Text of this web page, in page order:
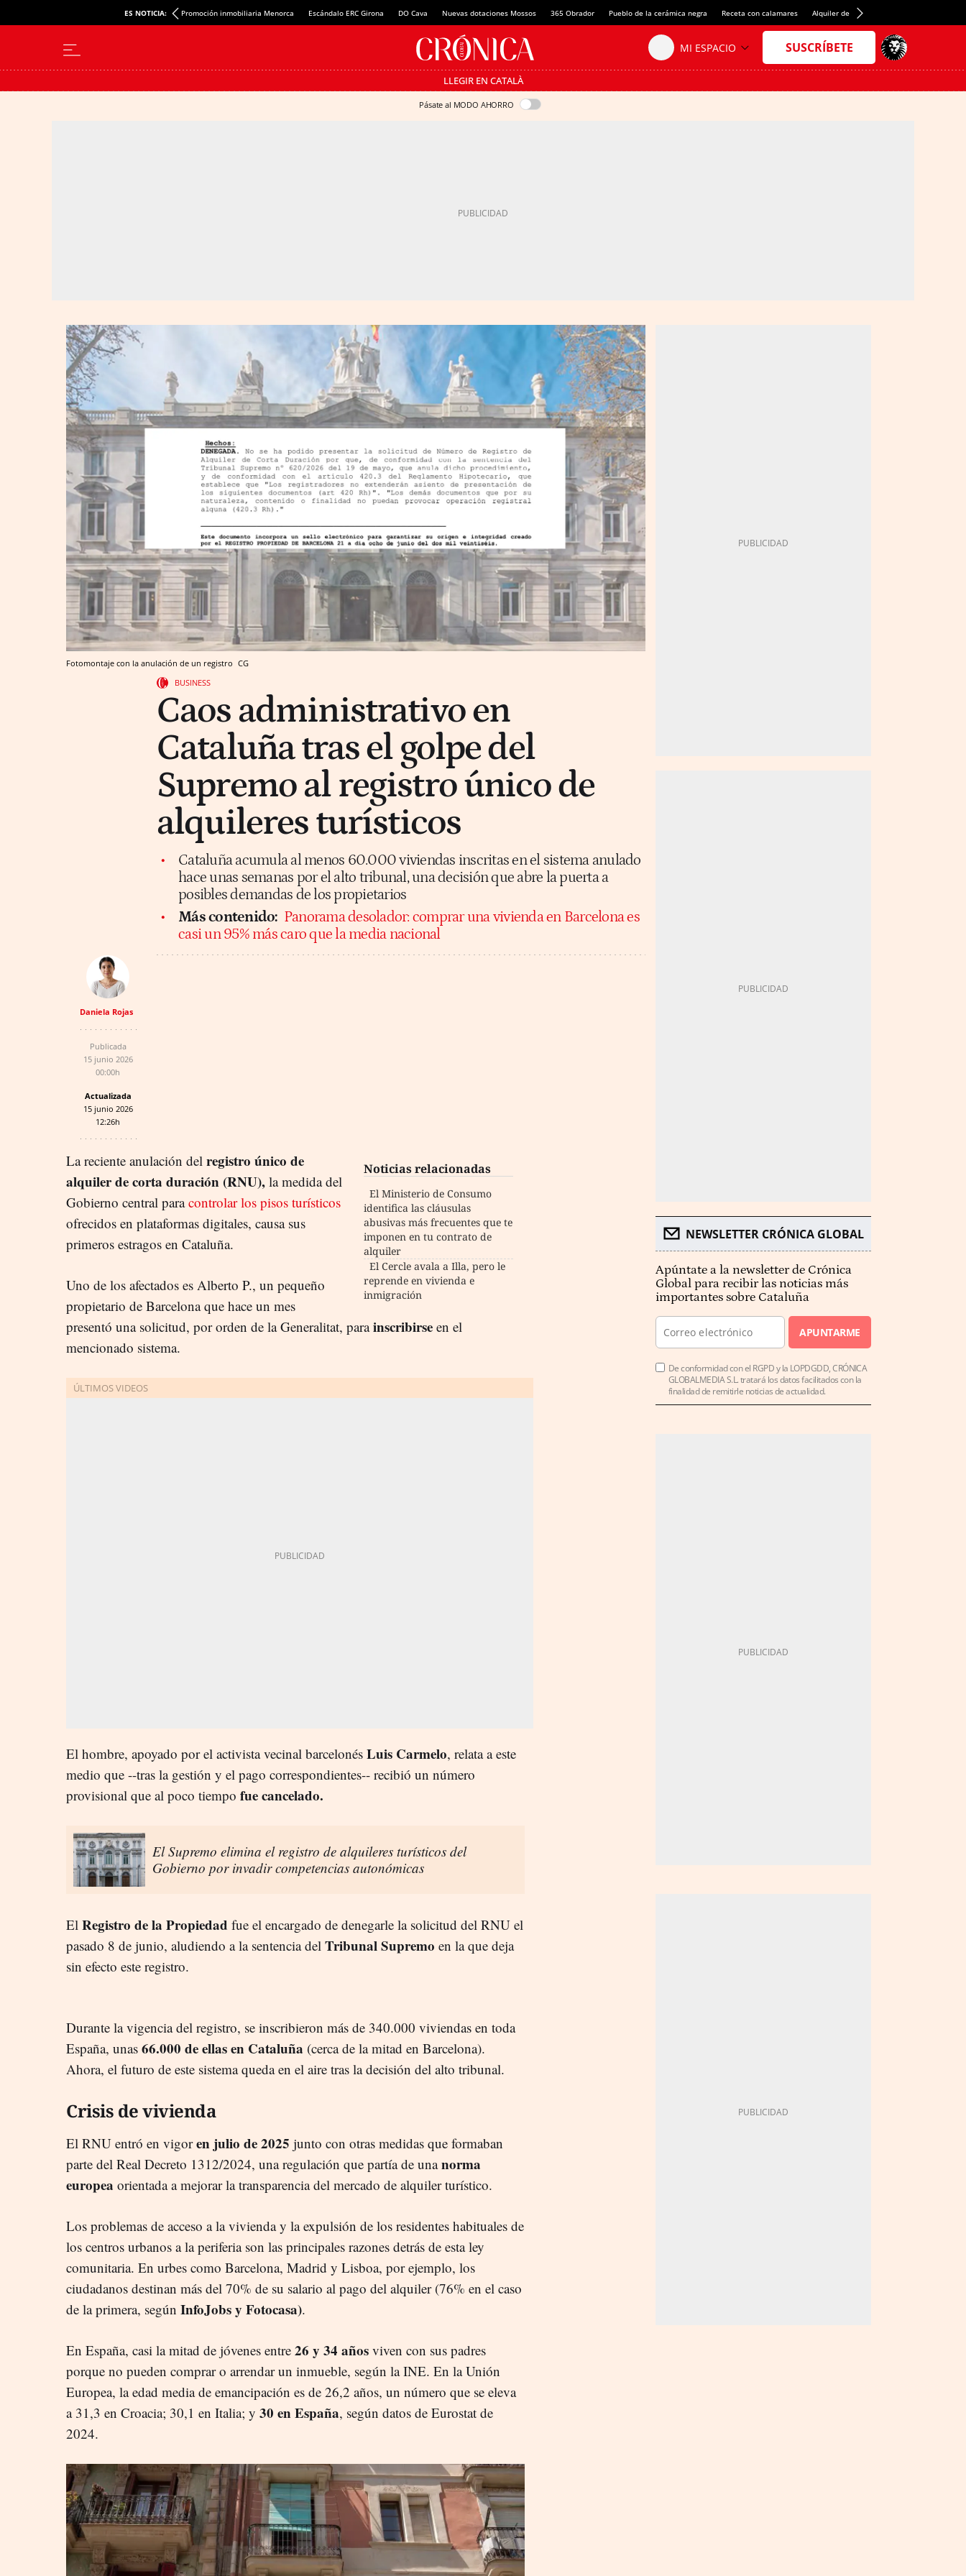
ES NOTICIA: Promoción inmobiliaria Menorca Escándalo ERC Girona DO Cava Nuevas dotaciones Mossos 365 Obrador Pueblo de la cerámica negra Receta con calamares Alquiler de habitaciones en España
LLEGIR EN CATALÀ
Pásate al MODO AHORRO
Fotomontaje con la anulación de un registro CG
BUSINESS
Caos administrativo en
Cataluña tras el golpe del
Supremo al registro único de
alquileres turísticos
Cataluña acumula al menos 60.000 viviendas inscritas en el sistema anulado
hace unas semanas por el alto tribunal, una decisión que abre la puerta a
posibles demandas de los propietarios
Más contenido: Panorama desolador: comprar una vivienda en Barcelona es
casi un 95% más caro que la media nacional
Daniela Rojas
Publicada
15 junio 2026
00:00h
Actualizada
15 junio 2026
12:26h
Noticias relacionadas
El Ministerio de Consumo
identifica las cláusulas
abusivas más frecuentes que te
imponen en tu contrato de
alquiler
El Cercle avala a Illa, pero le
reprende en vivienda e
inmigración
La reciente anulación del registro único de
alquiler de corta duración (RNU), la medida del
Gobierno central paracontrolar los pisos turísticos
ofrecidos en plataformas digitales, causa sus
primeros estragos en Cataluña.
Uno de los afectados es Alberto P., un pequeño
propietario de Barcelona que hace un mes
presentó una solicitud, por orden de la Generalitat, parainscribirse en el
mencionado sistema.
El hombre, apoyado por el activista vecinal barcelonés Luis Carmelo, relata a este
medio que --tras la gestión y el pago correspondientes-- recibió un número
provisional que al poco tiempo fue cancelado.
El Supremo elimina el registro de alquileres turísticos del
Gobierno por invadir competencias autonómicas
El Registro de la Propiedad fue el encargado de denegarle la solicitud del RNU el
pasado 8 de junio, aludiendo a la sentencia del Tribunal Supremo en la que deja
sin efecto este registro.
Durante la vigencia del registro, se inscribieron más de 340.000 viviendas en toda
España, unas 66.000 de ellas en Cataluña (cerca de la mitad en Barcelona).
Ahora, el futuro de este sistema queda en el aire tras la decisión del alto tribunal.
Crisis de vivienda
El RNU entró en vigoren julio de 2025 junto con otras medidas que formaban
parte del Real Decreto 1312/2024, una regulación que partía de unanorma
europea orientada a mejorar la transparencia del mercado de alquiler turístico.
Los problemas de acceso a la vivienda y la expulsión de los residentes habituales de
los centros urbanos a la periferia son las principales razones detrás de esta ley
comunitaria. En urbes como Barcelona, Madrid y Lisboa, por ejemplo, los
ciudadanos destinan más del 70% de su salario al pago del alquiler (76% en el caso
de la primera, según InfoJobs y Fotocasa).
En España, casi la mitad de jóvenes entre 26 y 34 años viven con sus padres
porque no pueden comprar o arrendar un inmueble, según la INE. En la Unión
Europea, la edad media de emancipación es de 26,2 años, un número que se eleva
a 31,3 en Croacia; 30,1 en Italia; y 30 en España, según datos de Eurostat de
2024.
NEWSLETTER CRÓNICA GLOBAL
Apúntate a la newsletter de Crónica
Global para recibir las noticias más
importantes sobre Cataluña
APUNTARME
De conformidad con el RGPD y la LOPDGDD, CRÓNICA
GLOBALMEDIA S.L. tratará los datos facilitados con la
finalidad de remitirle noticias de actualidad.